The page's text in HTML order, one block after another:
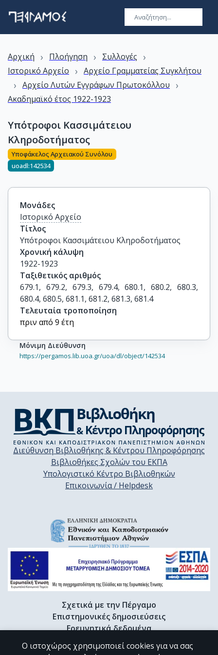
Αρχική › Πλοήγηση › Συλλογές ›
Ιστορικό Αρχείο › Αρχείο Γραμματείας Συγκλήτου
› Αρχείο Λυτών Εγγράφων Πρωτοκόλλου ›
Ακαδημαϊκό έτος 1922-1923
Υπότροφοι Κασσιμάτειου
Κληροδοτήματος
Υποφάκελος Αρχειακού Συνόλου
uoadl:142534
Μονάδες
Ιστορικό Αρχείο
Τίτλος
Υπότροφοι Κασσιμάτειου Κληροδοτήματος
Χρονική κάλυψη
1922-1923
Ταξιθετικός αριθμός
679.1, 679.2, 679.3, 679.4, 680.1, 680.2, 680.3,
680.4, 680.5, 681.1, 681.2, 681.3, 681.4
Τελευταία τροποποίηση
πριν από 9 έτη
Μόνιμη Διεύθυνση
https://pergamos.lib.uoa.gr/uoa/dl/object/142534
Διεύθυνση Βιβλιοθήκης & Κέντρου Πληροφόρησης
Βιβλιοθήκες Σχολών του ΕΚΠΑ
Υπολογιστικό Κέντρο Βιβλιοθηκών
Επικοινωνία / Helpdesk
Σχετικά με την Πέργαμο
Επιστημονικές δημοσιεύσεις
Ερευνητικά δεδομένα
Διδακτορικές διατριβές & Γκρίζα βιβλιογραφία
Προφίλ Ερευνητή
Ο ιστοχώρος χρησιμοποιεί cookies για να σας